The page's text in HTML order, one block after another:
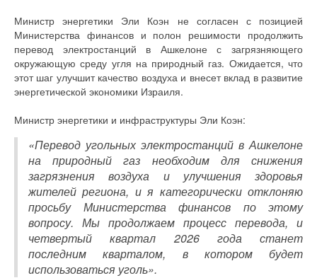
Министр энергетики Эли Коэн не согласен с позицией
Министерства финансов и полон решимости продолжить
перевод электростанций в Ашкелоне с загрязняющего
окружающую среду угля на природный газ. Ожидается, что
этот шаг улучшит качество воздуха и внесет вклад в развитие
энергетической экономики Израиля.
Министр энергетики и инфраструктуры Эли Коэн:
«Перевод угольных электростанций в Ашкелоне
на природный газ необходим для снижения
загрязнения воздуха и улучшения здоровья
жителей региона, и я категорически отклоняю
просьбу Министерства финансов по этому
вопросу. Мы продолжаем процесс перевода, и
четвертый квартал 2026 года станет
последним кварталом, в котором будет
использоваться уголь».